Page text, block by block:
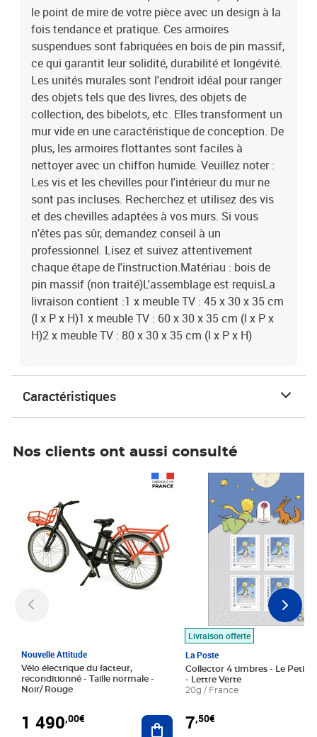
: 45 x 30 x 35 cm (l x P x H)1 x meuble TV : 60 x 30 x 35 cm (l x P x
H)2 x meuble TV : 80 x 30 x 35 cm (l x P x H)
le point de mire de votre pièce avec un design à la
fois tendance et pratique. Ces armoires
suspendues sont fabriquées en bois de pin massif,
ce qui garantit leur solidité, durabilité et longévité.
Les unités murales sont l'endroit idéal pour ranger
des objets tels que des livres, des objets de
collection, des bibelots, etc. Elles transforment un
mur vide en une caractéristique de conception. De
plus, les armoires flottantes sont faciles à
nettoyer avec un chiffon humide. Veuillez noter :
Les vis et les chevilles pour l'intérieur du mur ne
sont pas incluses. Recherchez et utilisez des vis
et des chevilles adaptées à vos murs. Si vous
n'êtes pas sûr, demandez conseil à un
professionnel. Lisez et suivez attentivement
chaque étape de l'instruction.Matériau : bois de
pin massif (non traité)L'assemblage est requisLa
livraison contient :1 x meuble TV : 45 x 30 x 35 cm
(l x P x H)1 x meuble TV : 60 x 30 x 35 cm (l x P x
H)2 x meuble TV : 80 x 30 x 35 cm (l x P x H)
Caractéristiques
Nos clients ont aussi consulté
Nouvelle Attitude
Vélo électrique du facteur,
reconditionné - Taille normale -
Noir/ Rouge
1 490,00€ Ajouter au panier
Livraison offerte
La Poste
Collector 4 timbres - Le Petit
- Lettre Verte
20g / France
7,50€
Prix 7,50€